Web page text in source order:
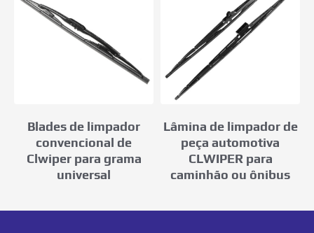
Blades de limpador
convencional de
Clwiper para grama
universal
Lâmina de limpador de
peça automotiva
CLWIPER para
caminhão ou ônibus